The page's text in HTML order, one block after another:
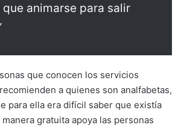
que animarse para salir
que conocen los servicios
a quienes son analfabetas,
para ella era difícil saber que existía
gratuita apoya las personas